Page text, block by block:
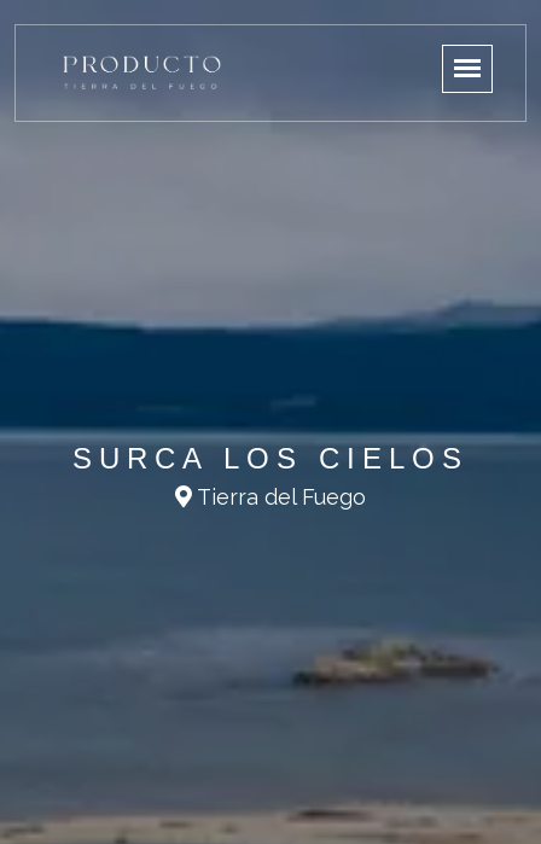
SURCA LOS CIELOS
Tierra del Fuego